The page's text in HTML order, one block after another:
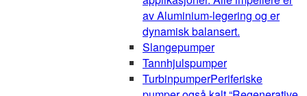
av Aluminium-legering og er
dynamisk balansert.
Slangepumper
Tannhjulspumper
TurbinpumperPeriferiske